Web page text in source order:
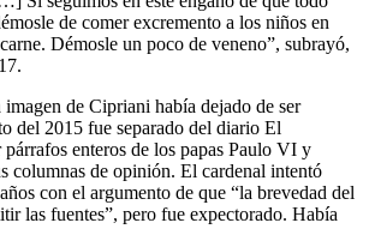
de comer excremento a los niños en
Démosle un poco de veneno”, subrayó,
imagen de Cipriani había dejado de ser
del 2015 fue separado del diario El
enteros de los papas Paulo VI y
columnas de opinión. El cardenal intentó
con el argumento de que “la brevedad del
las fuentes”, pero fue expectorado. Había